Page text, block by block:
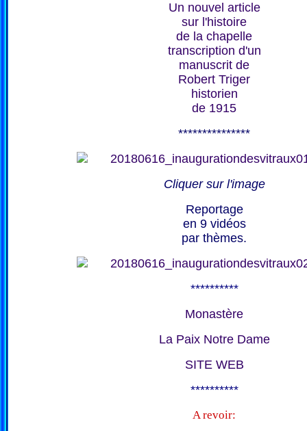
Un nouvel article
sur l'histoire
de la chapelle
transcription d'un
manuscrit de
Robert Triger
historien
de 1915
***************
Cliquer sur l'image
Reportage
en 9 vidéos
par thèmes.
**********
Monastère
La Paix Notre Dame
SITE WEB
**********
A revoir: